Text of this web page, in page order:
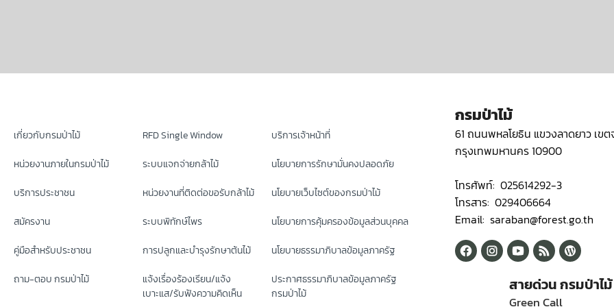
เกี่ยวกับกรมป่าไม้
หน่วยงานภายในกรมป่าไม้
บริการประชาชน
สมัครงาน
คู่มือสำหรับประชาชน
ถาม-ตอบ กรมป่าไม้
RFD Single Window
ระบบแจกจ่ายกล้าไม้
หน่วยงานที่ติดต่อขอรับกล้าไม้
ระบบพิทักษ์ไพร
การปลูกและบำรุงรักษาต้นไม้
แจ้งเรื่องร้องเรียน/แจ้ง
เบาะแส/รับฟังความคิดเห็น
บริการเจ้าหน้าที่
นโยบายการรักษามั่นคงปลอดภัย
นโยบายเว็บไซต์ของกรมป่าไม้
นโยบายการคุ้มครองข้อมูลส่วนบุคคล
นโยบายธรรมาภิบาลข้อมูลภาครัฐ
ประกาศธรรมาภิบาลข้อมูลภาครัฐ
กรมป่าไม้
กรมป่าไม้
61 ถนนพหลโยธิน แขวงลาดยาว เข
กรุงเทพมหานคร 10900
โทรศัพท์: 025614292-3
โทรสาร: 029406664
Email: saraban@forest.go.th
สายด่วน กรมป่าไม้
Green Call